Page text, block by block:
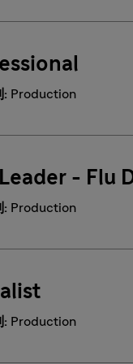
: Production
- Flu
: Production
: Production